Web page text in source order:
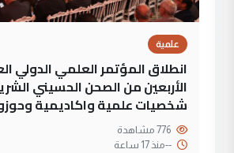
علمية
انطلاق المؤتمر العلمي الدولي
الأربعين من الصحن الحسيني
شخصيات علمية واكاديمية
--منذ 17 ساعة